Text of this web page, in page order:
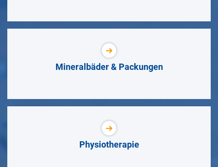
Mineralbäder & Packungen
Physiotherapie